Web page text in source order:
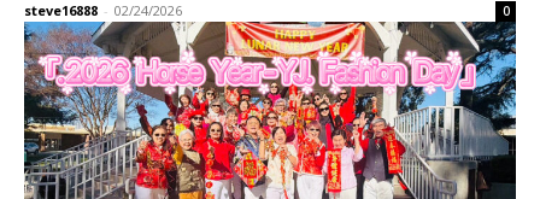
steve16888 - 02/24/2026 0